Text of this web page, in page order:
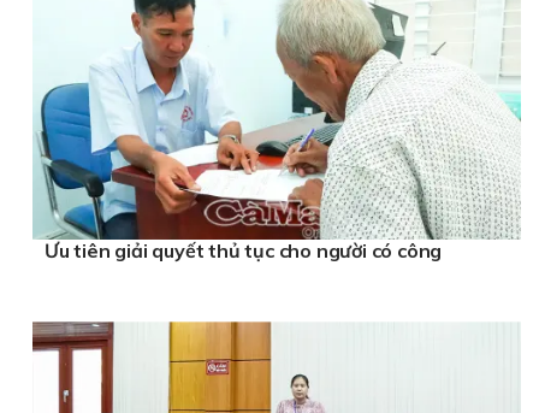
Ưu tiên giải quyết thủ tục cho người có công